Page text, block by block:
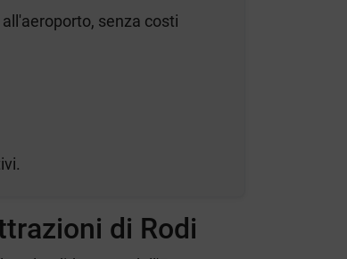
senza costi
di Rodi